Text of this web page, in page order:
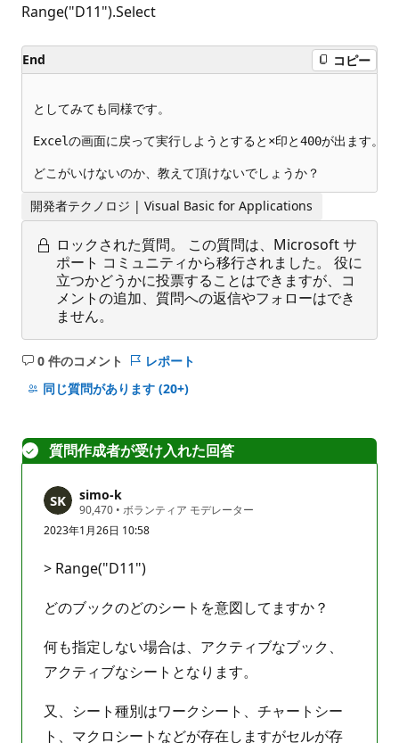
Range("D11").Select
End コピー
としてみても同様です。
Excelの画面に戻って実行しようとすると×印と400が出ます。
開発者テクノロジ | Visual Basic for Applications
ロックされた質問。
この質問は、Microsoft サ
ポート コミュニティから移行されました。 役に
立つかどうかに投票することはできますが、コ
メントの追加、質問への返信やフォローはでき
ません。
0 件のコメント
コ
メ
は
あ
ま
せ
ん
レポート
同じ質問があります (20+)
質問作成者が受け入れた回答
simo-k
90,470 評
価
の
イ
ン
• ボランティア モデレーター
2023年1月26日 10:58
> Range("D11")
どのブックのどのシートを意図してますか？
何も指定しない場合は、アクティブなブック、
アクティブなシートとなります。
又、シート種別はワークシート、チャートシー
ト、マクロシートなどが存在しますがセルが存